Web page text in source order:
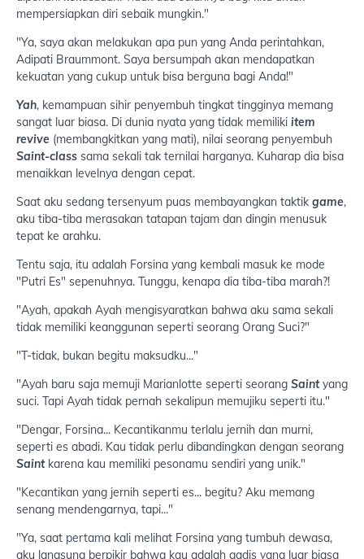
mempersiapkan diri sebaik mungkin."
"Ya, saya akan melakukan apa pun yang Anda perintahkan,
Adipati Braummont. Saya bersumpah akan mendapatkan
kekuatan yang cukup untuk bisa berguna bagi Anda!"
Yah, kemampuan sihir penyembuh tingkat tingginya memang
sangat luar biasa. Di dunia nyata yang tidak memiliki item
revive (membangkitkan yang mati), nilai seorang penyembuh
Saint-class sama sekali tak ternilai harganya. Kuharap dia bisa
menaikkan levelnya dengan cepat.
Saat aku sedang tersenyum puas membayangkan taktik game,
aku tiba-tiba merasakan tatapan tajam dan dingin menusuk
tepat ke arahku.
Tentu saja, itu adalah Forsina yang kembali masuk ke mode
"Putri Es" sepenuhnya. Tunggu, kenapa dia tiba-tiba marah?!
"Ayah, apakah Ayah mengisyaratkan bahwa aku sama sekali
tidak memiliki keanggunan seperti seorang Orang Suci?"
"T-tidak, bukan begitu maksudku..."
"Ayah baru saja memuji Marianlotte seperti seorang Saintyang
suci. Tapi Ayah tidak pernah sekalipun memujiku seperti itu."
"Dengar, Forsina... Kecantikanmu terlalu jernih dan murni,
seperti es abadi. Kau tidak perlu dibandingkan dengan seorang
Saintkarena kau memiliki pesonamu sendiri yang unik."
"Kecantikan yang jernih seperti es... begitu? Aku memang
senang mendengarnya, tapi..."
"Ya, saat pertama kali melihat Forsina yang tumbuh dewasa,
aku langsung berpikir bahwa kau adalah gadis yang luar biasa